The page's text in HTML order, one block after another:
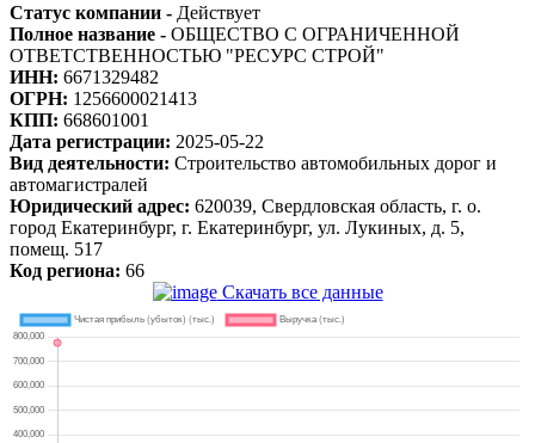
Статус компании - Действует
Полное название - ОБЩЕСТВО С ОГРАНИЧЕННОЙ
ОТВЕТСТВЕННОСТЬЮ "РЕСУРС СТРОЙ"
ИНН: 6671329482
ОГРН: 1256600021413
КПП: 668601001
Дата регистрации: 2025-05-22
Вид деятельности: Строительство автомобильных дорог и
автомагистралей
Юридический адрес: 620039, Свердловская область, г. о.
город Екатеринбург, г. Екатеринбург, ул. Лукиных, д. 5,
помещ. 517
Код региона: 66
Скачать все данные